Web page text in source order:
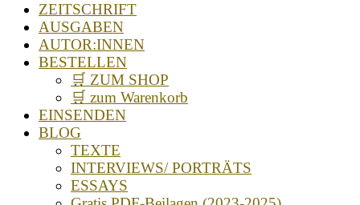
ZEITSCHRIFT
AUSGABEN
AUTOR:INNEN
BESTELLEN
🛒 ZUM SHOP
🛒 zum Warenkorb
EINSENDEN
BLOG
TEXTE
INTERVIEWS/ PORTRÄTS
ESSAYS